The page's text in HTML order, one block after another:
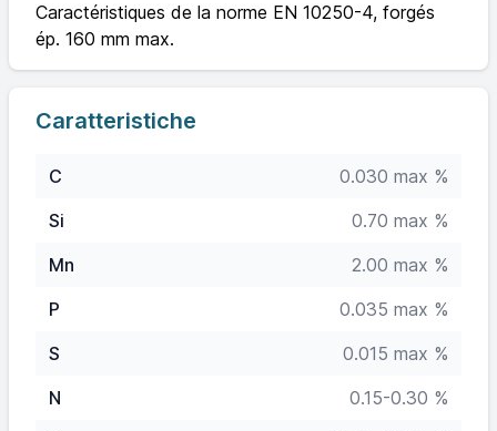
Caractéristiques de la norme EN 10250-4, forgés
ép. 160 mm max.
Caratteristiche
C
0.030 max %
Si
0.70 max %
Mn
2.00 max %
P
0.035 max %
S
0.015 max %
N
0.15-0.30 %